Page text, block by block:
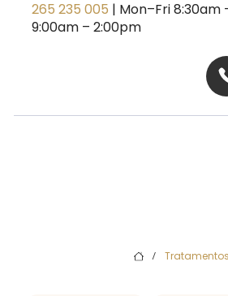
265 235 005 | Mon–Fri 8:30am
9:00am – 2:00pm
/ Tratamentos